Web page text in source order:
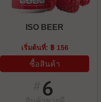
ISO BEER
เริ่มต้นที่: ฿ 156
ซื้อสินค้า
6